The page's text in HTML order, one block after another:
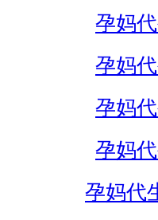
孕妈
孕妈
孕妈
孕妈
孕妈代